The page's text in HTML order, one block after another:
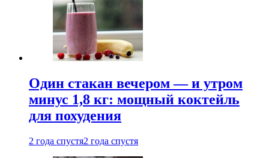
Один стакан вечером — и утром
минус 1,8 кг: мощный коктейль
для похудения
2 года спустя2 года спустя